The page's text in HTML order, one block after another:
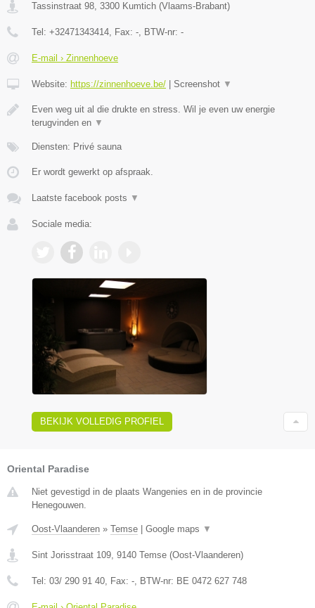
Tassinstraat 98, 3300 Kumtich (Vlaams-Brabant)
Tel: +32471343414, Fax: -, BTW-nr: -
E-mail › Zinnenhoeve
Website: https://zinnenhoeve.be/ Screenshot ▼
Even weg uit al die drukte en stress. Wil je even uw energie
terugvinden en ▼
Diensten: Privé sauna
Er wordt gewerkt op afspraak.
Laatste facebook posts ▼
Sociale media:
BEKIJK VOLLEDIG PROFIEL
Oriental Paradise
Niet gevestigd in de plaats Wangenies en in de provincie
Henegouwen.
Oost-Vlaanderen » Temse | Google maps ▼
Sint Jorisstraat 109 9140 Temse (Oost-Vlaanderen)
Tel: 03/ 290 91 40 , Fax: - , BTW-nr: BE 0472 627 748